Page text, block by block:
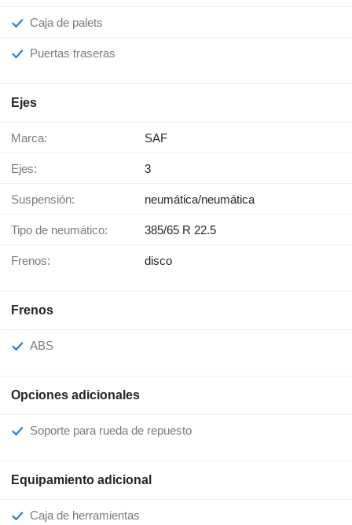
Caja de palets
Puertas traseras
Ejes
Marca: SAF
Ejes: 3
Suspensión: neumática/neumática
Tipo de neumático: 385/65 R 22.5
Frenos: disco
Frenos
ABS
Opciones adicionales
Soporte para rueda de repuesto
Equipamiento adicional
Caja de herramientas